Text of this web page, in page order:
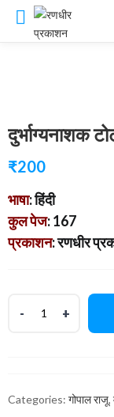
दुर्भाग्यनाशक
₹200
भाषा: हिंदी
कुल पेज: 167
प्रकाशन: रणधीर
Categories: गोपाल राजू,